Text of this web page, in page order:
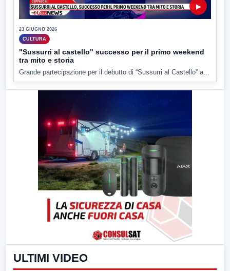
▶
23 GIUGNO 2026
CULTURA
"Sussurri al castello" successo per il primo weekend
tra mito e storia
Grande partecipazione per il debutto di “Sussurri al Castello” a...
ULTIMI VIDEO